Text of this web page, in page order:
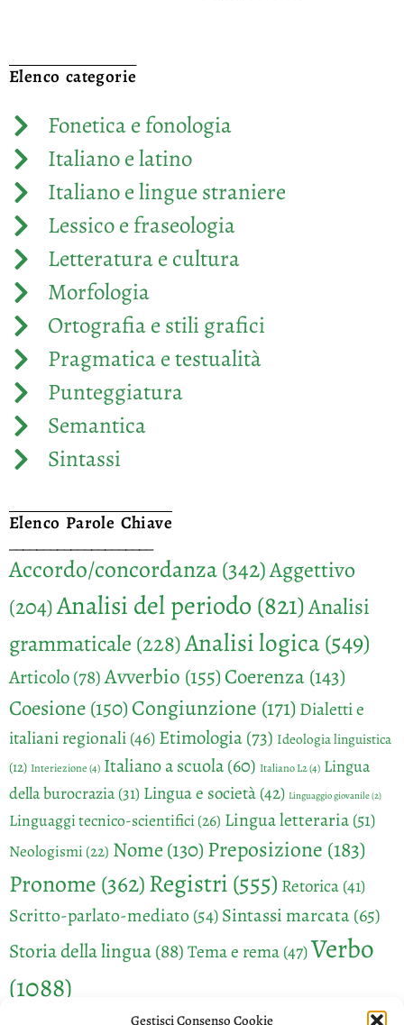
Gestisci Consenso Cookie
Elenco categorie
Fonetica e fonologia
Italiano e latino
Italiano e lingue straniere
Lessico e fraseologia
Letteratura e cultura
Morfologia
Ortografia e stili grafici
Pragmatica e testualità
Punteggiatura
Semantica
Sintassi
Elenco Parole Chiave
Accordo/concordanza(342)Aggettivo
(204)Analisi del periodo (821)Analisi
grammaticale (228)Analisi logica(549)
Articolo(78)Avverbio (155)Coerenza(143)
Coesione(150)Congiunzione (171) Dialetti e
italiani regionali(46)Etimologia(73) Ideologia linguistica
(12) Interiezione(4) Italiano a scuola(60) Italiano L2(4) Lingua
della burocrazia(31) Lingua e società(42) Linguaggio giovanile(2)
Linguaggi tecnico-scientifici(26) Lingua letteraria(51)
Neologismi (22) Nome(130)Preposizione (183)
Pronome (362)Registri(555) Retorica(41)
Scritto-parlato-mediato(54)Sintassi marcata(65)
Storia della lingua(88)Tema e rema(47)Verbo
(1088)